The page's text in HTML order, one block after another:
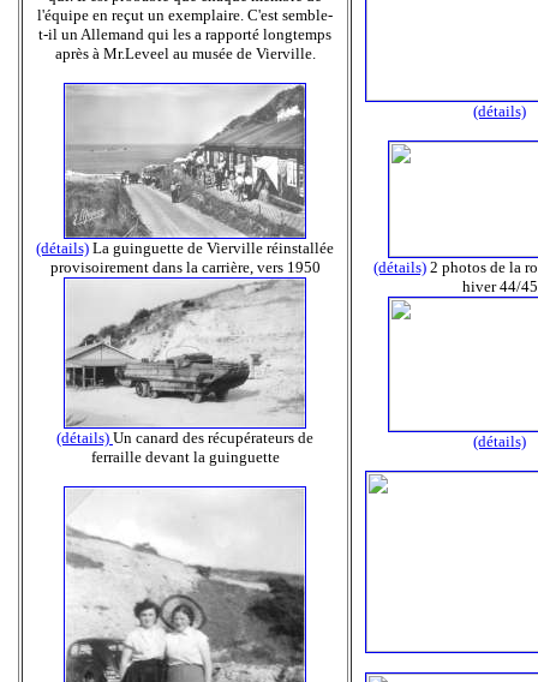
l'équipe en reçut un exemplaire. C'est semble-
t-il un Allemand qui les a rapporté longtemps
après à Mr.Leveel au musée de Vierville.
(détails) La guinguette de Vierville réinstallée
provisoirement dans la carrière, vers 1950
(détails) Un canard des récupérateurs de
ferraille devant la guinguette
(détails)
(détails) 2 photos de la
hiver 44/45
(détails)